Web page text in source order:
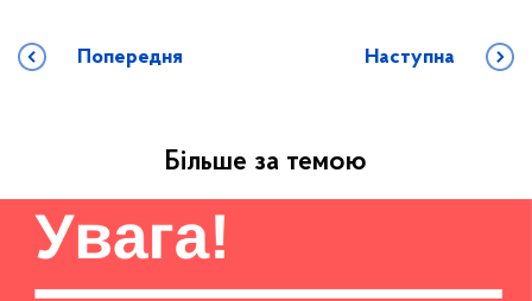
Попередня Наступна
Більше за темою